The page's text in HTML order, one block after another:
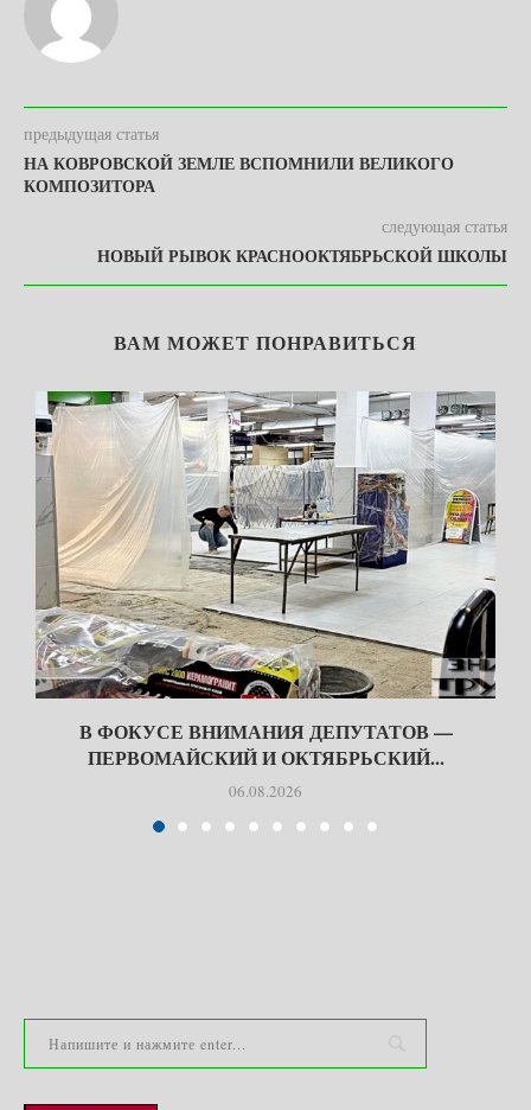
предыдущая статья
НА КОВРОВСКОЙ ЗЕМЛЕ ВСПОМНИЛИ ВЕЛИКОГО
КОМПОЗИТОРА
следующая статья
НОВЫЙ РЫВОК КРАСНООКТЯБРЬСКОЙ ШКОЛЫ
ВАМ МОЖЕТ ПОНРАВИТЬСЯ
В ФОКУСЕ ВНИМАНИЯ ДЕПУТАТОВ —
ПЕРВОМАЙСКИЙ И ОКТЯБРЬСКИЙ...
06.08.2026